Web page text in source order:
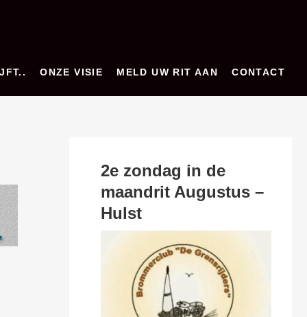
ONZE VISIE MELD UW RIT AAN CONTACT
2e zondag in de
maandrit Augustus –
Hulst